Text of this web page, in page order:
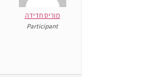
מוריס חדידה
Participant